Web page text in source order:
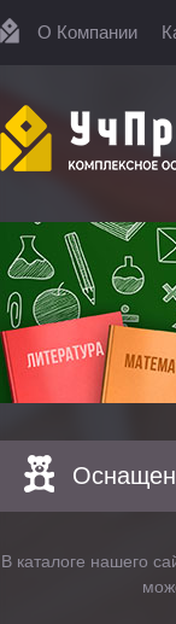
О Компании
В каталоге нашего